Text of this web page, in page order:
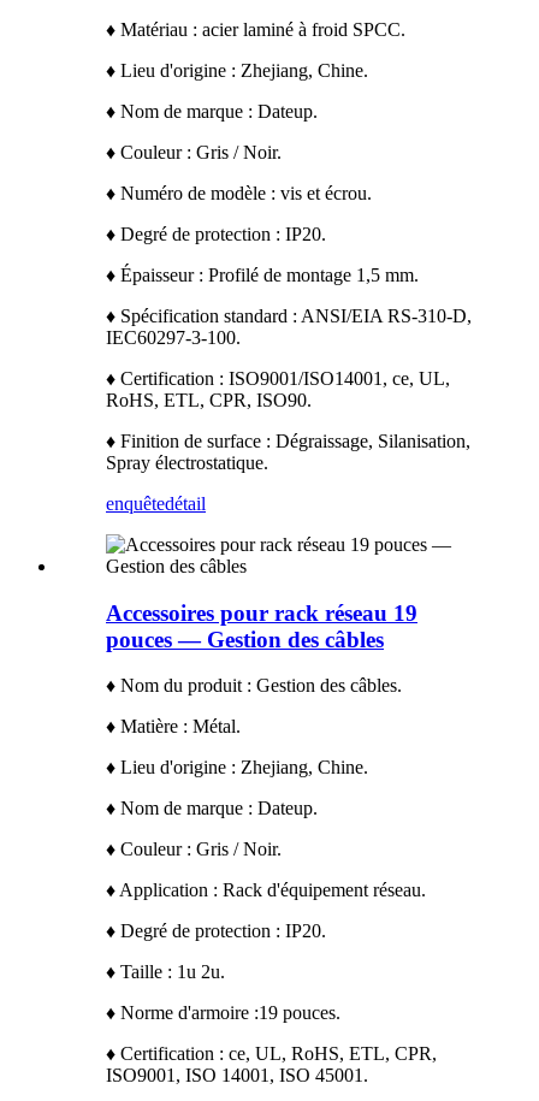
♦ Matériau : acier laminé à froid SPCC.
♦ Lieu d'origine : Zhejiang, Chine.
♦ Nom de marque : Dateup.
♦ Couleur : Gris / Noir.
♦ Numéro de modèle : vis et écrou.
♦ Degré de protection : IP20.
♦ Épaisseur : Profilé de montage 1,5 mm.
♦ Spécification standard : ANSI/EIA RS-310-D,
IEC60297-3-100.
♦ Certification : ISO9001/ISO14001, ce, UL,
RoHS, ETL, CPR, ISO90.
♦ Finition de surface : Dégraissage, Silanisation,
Spray électrostatique.
enquêtedétail
Accessoires pour rack réseau 19
pouces — Gestion des câbles
♦ Nom du produit : Gestion des câbles.
♦ Matière : Métal.
♦ Lieu d'origine : Zhejiang, Chine.
♦ Nom de marque : Dateup.
♦ Couleur : Gris / Noir.
♦ Application : Rack d'équipement réseau.
♦ Degré de protection : IP20.
♦ Taille : 1u 2u.
♦ Norme d'armoire :19 pouces.
♦ Certification : ce, UL, RoHS, ETL, CPR,
ISO9001, ISO 14001, ISO 45001.